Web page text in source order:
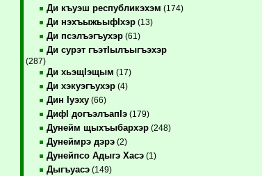
Ди къуэш республикэхэм (174)
Ди нэхъыжьыфIхэр(13)
Ди псэлъэгъухэр(61)
Ди сурэт гъэтIылъыгъэхэр
(287)
Ди хьэщIэщым (17)
Ди хэкуэгъухэр(4)
Дин Iуэху(66)
ДифI догъэлъапIэ(179)
Дунейм щыхъыбархэр(248)
Дунеймрэ дэрэ(2)
Дунейпсо Адыгэ Хасэ(1)
Дыгъуасэ(149)